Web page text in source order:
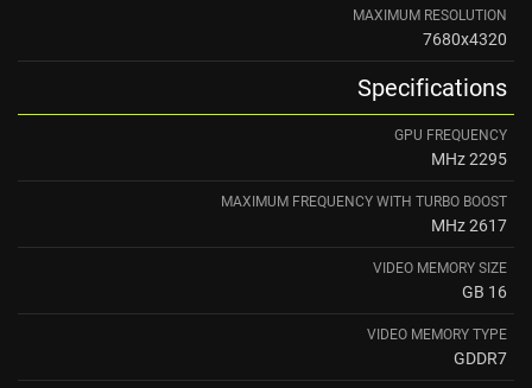
MAXIMUM RESOLUTION
7680x4320
Specifications
GPU FREQUENCY
2295 MHz
MAXIMUM FREQUENCY WITH TURBO BOOST
2617 MHz
VIDEO MEMORY SIZE
16 GB
VIDEO MEMORY TYPE
GDDR7